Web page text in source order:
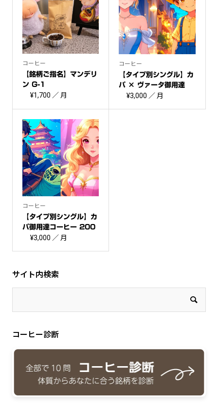
コーヒー
【銘柄ご指名】マンデリ
ン G-1
¥1,700 ／ 月
コーヒー
【タイプ別シングル】カ
パ × ヴァータ御用達
コ...
¥3,000 ／ 月
コーヒー
【タイプ別シングル】カ
パ御用達コーヒー 200
¥3,000 ／ 月
サイト内検索
コーヒー診断